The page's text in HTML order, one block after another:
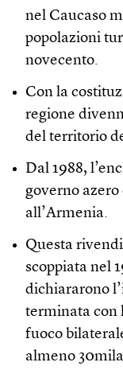
nel Caucaso
popolazioni
novecento.
Con la
regione
del territorio
Dal 1988,
governo azero
all’Armenia.
Questa
scoppiata nel
dichiararono
terminata con
fuoco
almeno